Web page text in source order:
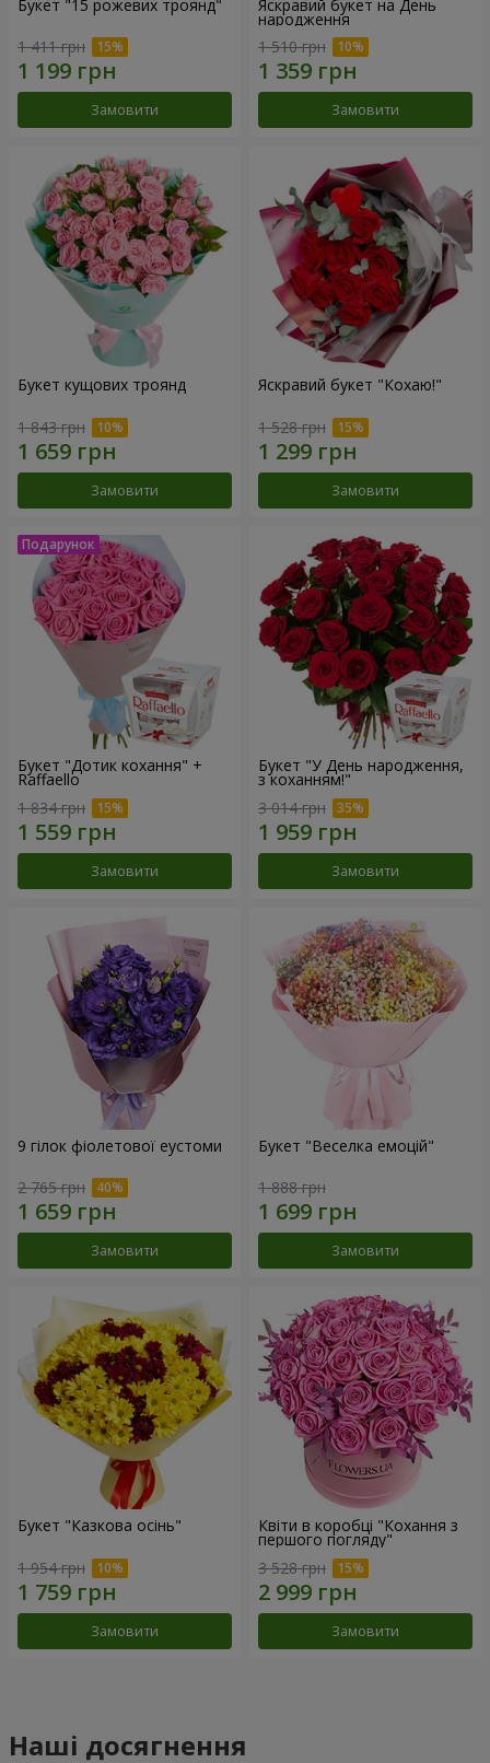
Букет "15 рожевих троянд"
1 411 грн
Замовити
Яскравий букет на День
народження
1 510 грн
Замовити
Букет кущових троянд
1 843 грн
Замовити
Яскравий букет "Кохаю!"
1 528 грн
Замовити
Букет "Дотик кохання" +
Raffaello
1 834 грн
Замовити
Букет "У День народження,
з коханням!"
3 014 грн
Замовити
9 гілок фіолетової еустоми
2 765 грн
Замовити
Букет "Веселка емоцій"
1 888 грн
Замовити
Букет "Казкова осінь"
1 954 грн
Замовити
Квіти в коробці "Кохання з
першого погляду"
3 528 грн
Замовити
Наші досягнення